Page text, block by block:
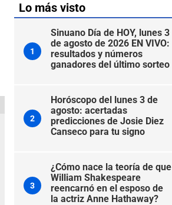
Lo más visto
1
Sinuano Día de HOY, lunes 3
de agosto de 2026 EN VIVO:
resultados y números
ganadores del último sorteo
2
Horóscopo del lunes 3 de
agosto: acertadas
predicciones de Josie Diez
Canseco para tu signo
3
¿Cómo nace la teoría de que
William Shakespeare
reencarnó en el esposo de
la actriz Anne Hathaway?